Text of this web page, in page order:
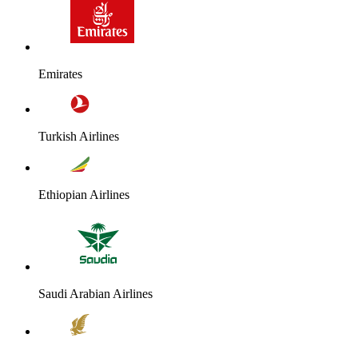
Emirates
Turkish Airlines
Ethiopian Airlines
Saudi Arabian Airlines